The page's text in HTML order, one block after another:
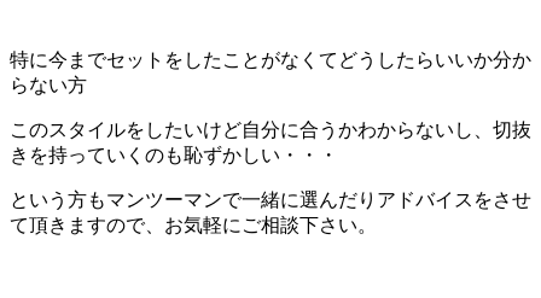
特に今までセットをしたことがなくてどうしたらいいか分か
らない方
このスタイルをしたいけど自分に合うかわからないし、切抜
きを持っていくのも恥ずかしい・・・
という方もマンツーマンで一緒に選んだりアドバイスをさせ
て頂きますので、お気軽にご相談下さい。